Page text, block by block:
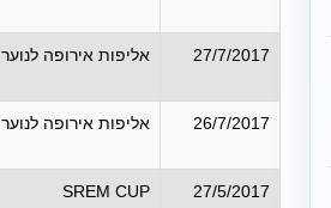
27/7/2017 אליפות אירופה לנוער F1B
26/7/2017 אליפות אירופה לנוער F1A
27/5/2017
SREM CUP